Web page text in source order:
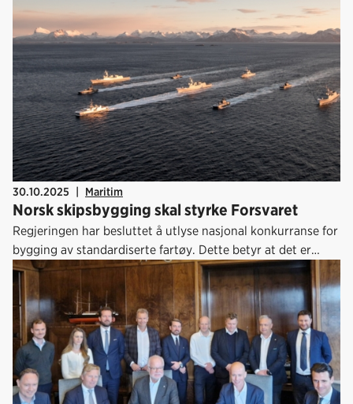
standardiserte fartøy var blant hovedtemaene.
30.10.2025 | Maritim
Norsk skipsbygging skal styrke Forsvaret
Regjeringen har besluttet å utlyse nasjonal konkurranse for
bygging av standardiserte fartøy. Dette betyr at det er
norske bedrifter som får konkurrere om å bygge
Sjøforsvarets nye standardiserte fartøy.